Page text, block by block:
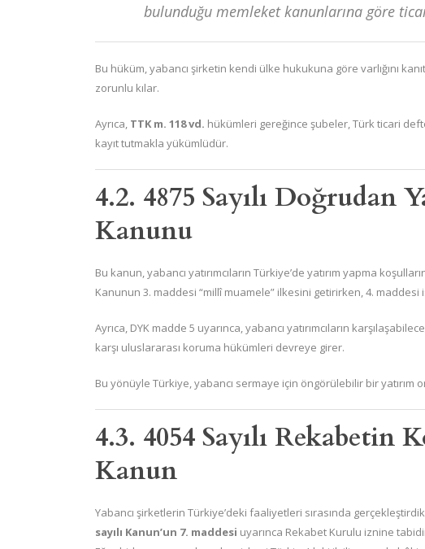
bulunduğu memleket kanunlarına göre
Bu hüküm, yabancı şirketin kendi ülke hukukuna göre varlığını
zorunlu kılar.
Ayrıca, TTK m. 118 vd. hükümleri gereğince şubeler, Türk ticari
kayıt tutmakla yükümlüdür.
4.2. 4875 Sayılı Doğrudan
Kanunu
Bu kanun, yabancı yatırımcıların Türkiye’de yatırım yapma
Kanunun 3. maddesi “millî muamele” ilkesini getirirken, 4. maddesi
Ayrıca, DYK madde 5 uyarınca, yabancı yatırımcıların
karşı uluslararası koruma hükümleri devreye girer.
Bu yönüyle Türkiye, yabancı sermaye için öngörülebilir bir yatırım
4.3. 4054 Sayılı Rekabetin
Kanun
Yabancı şirketlerin Türkiye’deki faaliyetleri sırasında
sayılı Kanun’un 7. maddesi uyarınca Rekabet Kurulu iznine